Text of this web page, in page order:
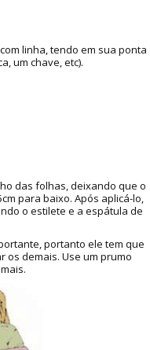
linha, tendo em sua ponta
um chave, etc).
das folhas, deixando que o
para baixo. Após aplicá-lo,
o estilete e a espátula de
portanto ele tem que
demais. Use um prumo